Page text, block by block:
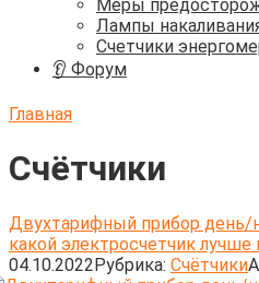
Меры
Лампы
Счетчики
👂 Форум
Главная
Счётчики
Двухтарифный прибор день/
какой электросчетчик лучше
04.10.2022Рубрика: Счётчики